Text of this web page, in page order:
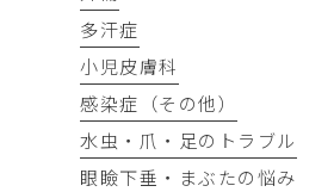
多汗症
小児皮膚科
感染症（その他）
水虫・爪・足のトラブル
眼瞼下垂・まぶたの悩み